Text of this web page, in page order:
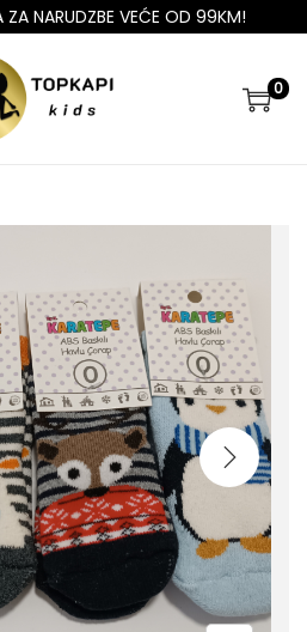
ZA NARUDZBE VEĆE OD 99KM!
0